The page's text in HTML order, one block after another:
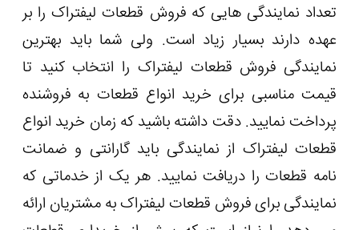
تعداد نمایندگی هایی که فروش قطعات لیفتراک را بر
عهده دارند بسیار زیاد است. ولی شما باید بهترین
نمایندگی فروش قطعات لیفتراک را انتخاب کنید تا
قیمت مناسبی برای خرید انواع قطعات به فروشنده
پرداخت نمایید. دقت داشته باشید که زمان خرید انواع
قطعات لیفتراک از نمایندگی باید گارانتی و ضمانت
نامه قطعات را دریافت نمایید. هر یک از خدماتی که
نمایندگی برای فروش قطعات لیفتراک به مشتریان ارائه